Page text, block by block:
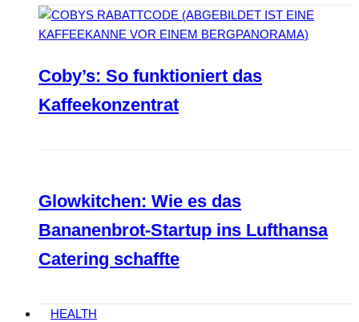
Coby’s: So funktioniert das
Kaffeekonzentrat
Glowkitchen: Wie es das
Bananenbrot-Startup ins Lufthansa
Catering schaffte
HEALTH